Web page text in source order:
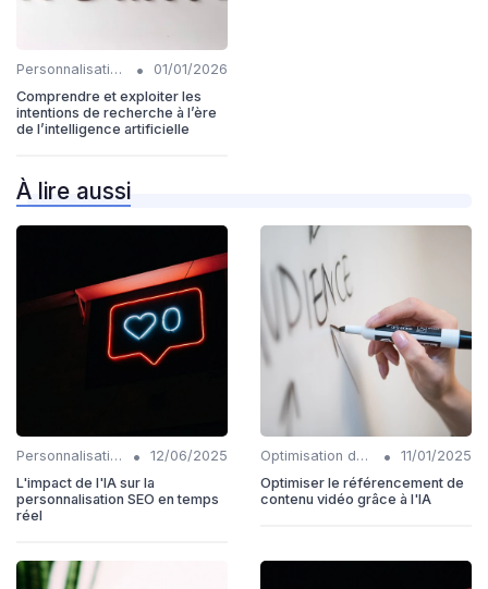
Personnalisation et intention de l'utilisateur •
01/01/2026
Comprendre et exploiter les
intentions de recherche à l’ère
de l’intelligence artificielle
À lire aussi
Personnalisation et intention de l'utilisateur •
12/06/2025
L'impact de l'IA sur la
personnalisation SEO en temps
réel
Optimisation de l'expérience utilisateur avec IA •
11/01/2025
Optimiser le référencement de
contenu vidéo grâce à l'IA